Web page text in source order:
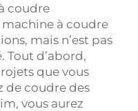
coudre
machine à coudre
mais n’est pas
Tout d’abord,
que vous
de coudre des
vous aurez